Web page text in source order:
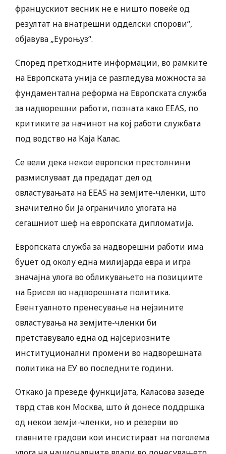
францускиот весник не е ништо повеќе од
резултат на внатрешни одделски спорови“,
објавува „Еуроњуз“.
Според претходните информации, во рамките
на Европската унија се разгледува можноста за
фундаментална реформа на Европската служба
за надворешни работи, позната како EEAS, по
критиките за начинот на кој работи службата
под водство на Каја Калас.
Се вели дека некои европски престолнини
размислуваат да предадат дел од
овластувањата на EEAS на земјите-членки, што
значително би ја ограничило улогата на
сегашниот шеф на европската дипломатија.
Европската служба за надворешни работи има
буџет од околу една милијарда евра и игра
значајна улога во обликувањето на позициите
на Брисел во надворешната политика.
Евентуалното пренесување на нејзините
овластувања на земјите-членки би
претставувало една од најсериозните
институционални промени во надворешната
политика на ЕУ во последните години.
Откако ја презеде функцијата, Каласова зазеде
тврд став кон Москва, што ѝ донесе поддршка
од некои земји-членки, но и резерви во
главните градови кои инсистираат на поголема